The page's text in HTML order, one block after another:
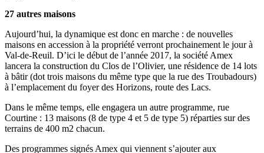
27 autres maisons
Aujourd’hui, la dynamique est donc en marche : de nouvelles
maisons en accession à la propriété verront prochainement le jour à
Val-de-Reuil. D’ici le début de l’année 2017, la société Amex
lancera la construction du Clos de l’Olivier, une résidence de 14 lots
à bâtir (dot trois maisons du même type que la rue des Troubadours)
à l’emplacement du foyer des Horizons, route des Lacs.
Dans le même temps, elle engagera un autre programme, rue
Courtine : 13 maisons (8 de type 4 et 5 de type 5) réparties sur des
terrains de 400 m2 chacun.
Des programmes signés Amex qui viennent s’ajouter aux